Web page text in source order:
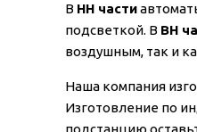
В НН части
подсветкой. В ВН
воздушным, так и
Наша компания
Изготовление по
подстанцию